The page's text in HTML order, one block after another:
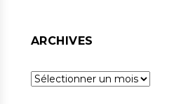
ARCHIVES
Archives